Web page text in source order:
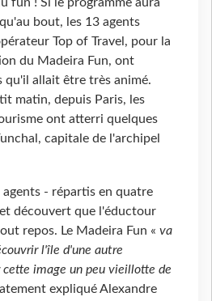
fun ! Si le programme aura
bout, les 13 agents
Top of Travel, pour la
du Madeira Fun, ont
qu'il allait être très animé.
matin, depuis Paris, les
ont atterri quelques
capitale de l'archipel
agents - répartis en quatre
découvert que l'éductour
repos. Le Madeira Fun « va
l'île d'une autre
image un peu vieillotte de
expliqué Alexandre